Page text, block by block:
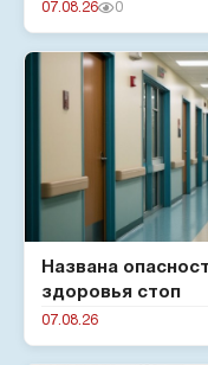
07.08.26 0
Названа
здоровья стоп
07.08.26